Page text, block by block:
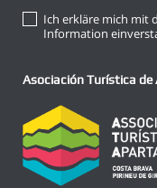
Ich erkläre mich mit
Information
Asociación Turística